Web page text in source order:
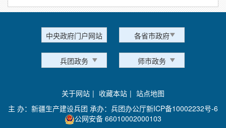
中央政府门户网站 各省市政府
兵团政务 师市政务
关于网站 | 收藏本站 | 站点地图
主 办：新疆生产建设兵团 承办：兵团办公厅新ICP备10002232号-6
公网安备 66010002000103